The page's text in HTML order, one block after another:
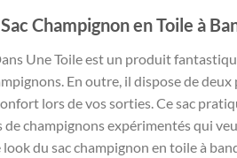
Champignon en Toile à
Une Toile est un produit
En outre, il dispose de
lors de vos sorties. Ce sac
de champignons expérimentés qui
du sac champignon en toile à